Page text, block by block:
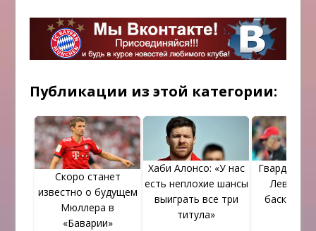
Публикации из этой категории:
Скоро станет
известно о будущем
Мюллера в
«Баварии»
Хаби Алонсо: «У нас
есть неплохие шансы
выиграть все три
титула»
Гвардиола